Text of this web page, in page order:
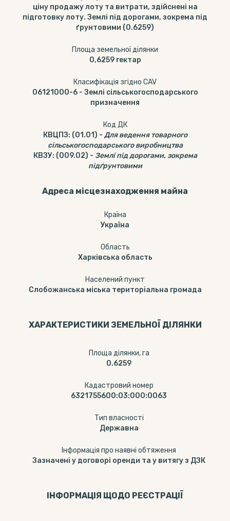
ціну продажу лоту та витрати, здійснені на
підготовку лоту. Землі під дорогами, зокрема під
ґрунтовими (0.6259)
Площа земельної ділянки
0,6259 гектар
Класифікація згідно CAV
06121000-6- Землі сільськогосподарського
призначення
Код ДК
КВЦПЗ: (01.01) - Для ведення товарного
сільськогосподарського виробництва
КВЗУ: (009.02) - Землі під дорогами, зокрема
підґрунтовими
Адреса місцезнаходження майна
Країна
Україна
Область
Харківська область
Населений пункт
Слобожанська міська територіальна громада
ХАРАКТЕРИСТИКИ ЗЕМЕЛЬНОЇ ДІЛЯНКИ
Площа ділянки, га
0.6259
Кадастровий номер
6321755600:03:000:0063
Тип власності
Державна
Інформація про наявні обтяження
Зазначені у договорі оренди та у витягу з ДЗК
ІНФОРМАЦІЯ ЩОДО РЕЄСТРАЦІЇ